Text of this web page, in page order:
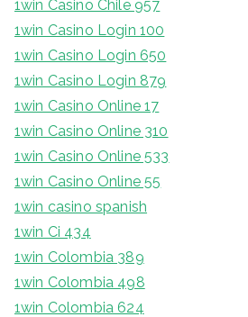
1win Casino Chile 957
1win Casino Login 100
1win Casino Login 650
1win Casino Login 879
1win Casino Online 17
1win Casino Online 310
1win Casino Online 533
1win Casino Online 55
1win casino spanish
1win Ci 434
1win Colombia 389
1win Colombia 498
1win Colombia 624